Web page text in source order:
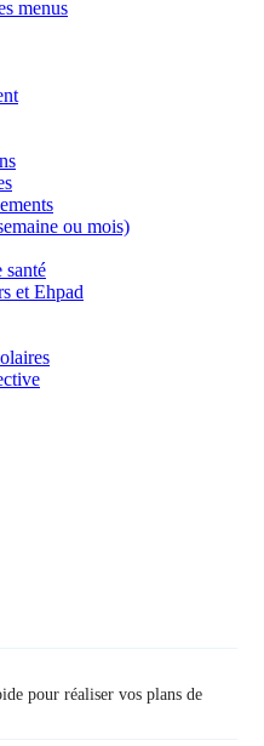
menus
ou mois)
santé
et Ehpad
pour réaliser vos plans de